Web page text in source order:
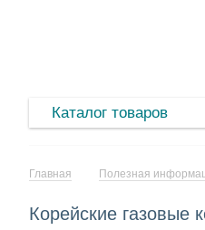
Каталог товаров
Главная Полезная
Корейские газовые